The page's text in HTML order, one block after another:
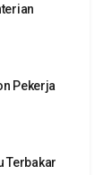
Pekerja
Terbakar